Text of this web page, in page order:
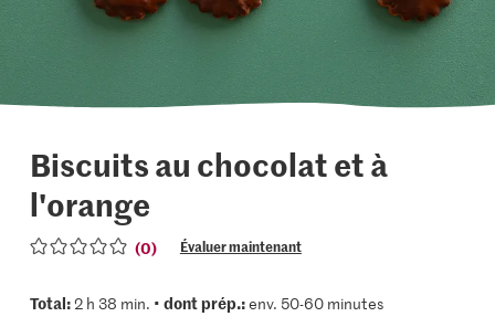
Biscuits au chocolat et à
l'orange
(0) Évaluer maintenant
Total:2 h 38 min. • dont prép.:env. 50-60 minutes